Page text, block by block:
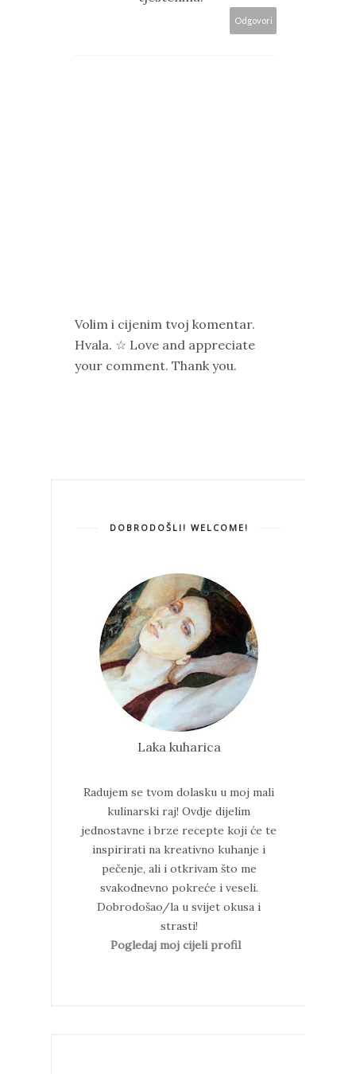
Odgovori
Volim i cijenim tvoj komentar.
Hvala. ☆ Love and appreciate
your comment. Thank you.
DOBRODOŠLI! WELCOME!
Laka kuharica
Radujem se tvom dolasku u moj mali
kulinarski raj! Ovdje dijelim
jednostavne i brze recepte koji će te
inspirirati na kreativno kuhanje i
pečenje, ali i otkrivam što me
svakodnevno pokreće i veseli.
Dobrodošao/la u svijet okusa i
strasti!
Pogledaj moj cijeli profil